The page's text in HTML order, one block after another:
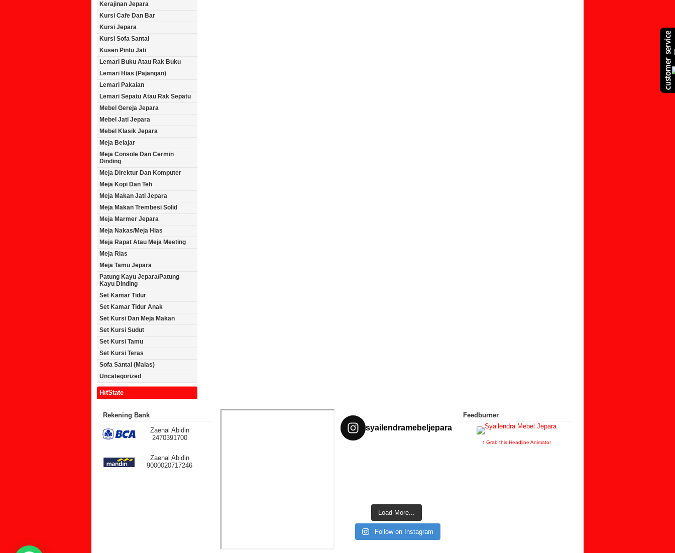
Kerajinan Jepara
Kursi Cafe Dan Bar
Kursi Jepara
Kursi Sofa Santai
Kusen Pintu Jati
Lemari Buku Atau Rak Buku
Lemari Hias (Pajangan)
Lemari Pakaian
Lemari Sepatu Atau Rak Sepatu
Mebel Gereja Jepara
Mebel Jati Jepara
Mebel Klasik Jepara
Meja Belajar
Meja Console Dan Cermin
Dinding
Meja Direktur Dan Komputer
Meja Kopi Dan Teh
Meja Makan Jati Jepara
Meja Makan Trembesi Solid
Meja Marmer Jepara
Meja Nakas/Meja Hias
Meja Rapat Atau Meja Meeting
Meja Rias
Meja Tamu Jepara
Patung Kayu Jepara/Patung
Kayu Dinding
Set Kamar Tidur
Set Kamar Tidur Anak
Set Kursi Dan Meja Makan
Set Kursi Sudut
Set Kursi Tamu
Set Kursi Teras
Sofa Santai (Malas)
Uncategorized
HitState
Rekening Bank
Zaenal Abidin
2470391700
Zaenal Abidin
9000020717246
syailendramebeljepara
Load More...
Follow on Instagram
Feedburner
↑ Grab this Headline Animator